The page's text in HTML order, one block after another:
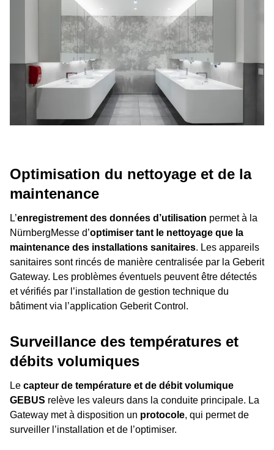
Optimisation du nettoyage et de la
maintenance
L’enregistrement des données d’utilisation permet à la
NürnbergMesse d’optimiser tant le nettoyage que la
maintenance des installations sanitaires. Les appareils
sanitaires sont rincés de manière centralisée par la Geberit
Gateway. Les problèmes éventuels peuvent être détectés
et vérifiés par l’installation de gestion technique du
bâtiment via l’application Geberit Control.
Surveillance des températures et
débits volumiques
Le capteur de température et de débit volumique
GEBUS relève les valeurs dans la conduite principale. La
Gateway met à disposition un protocole, qui permet de
surveiller l’installation et de l’optimiser.